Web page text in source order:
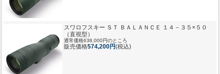
スワロフスキー ＳＴ ＢＡＬＡＮＣＥ １４－３５×５０
（直視型）
通常価格638,000円のところ
販売価格574,200円(税込)